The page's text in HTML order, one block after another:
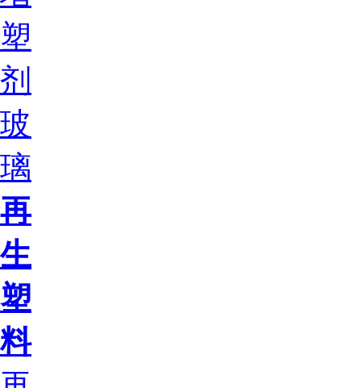
塑
剂
玻
璃
再
生
塑
料